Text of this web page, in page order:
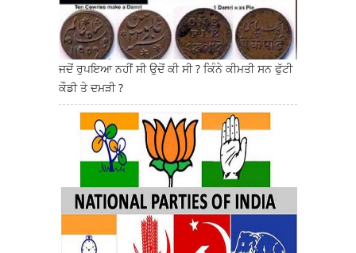
ਜਦੋਂ ਰੁਪਇਆ ਨਹੀਂ ਸੀ ਉਦੋਂ ਕੀ ਸੀ ? ਕਿੰਨੇ ਕੀਮਤੀ ਸਨ ਫੁੱਟੀ
ਕੌਡੀ ਤੇ ਦਮੜੀ ?